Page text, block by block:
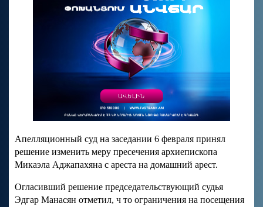
Апелляционный суд на заседании 6 февраля принял
решение изменить меру пресечения архиепископа
Микаэла Аджапахяна с ареста на домашний арест.
Огласивший решение председательствующий судья
Эдгар Манасян отметил, ч то ограничения на посещения